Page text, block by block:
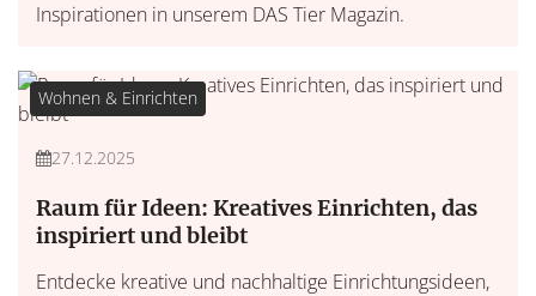
Inspirationen in unserem DAS Tier Magazin.
Wohnen & Einrichten
27.12.2025
Raum für Ideen: Kreatives Einrichten, das
inspiriert und bleibt
Entdecke kreative und nachhaltige Einrichtungsideen,